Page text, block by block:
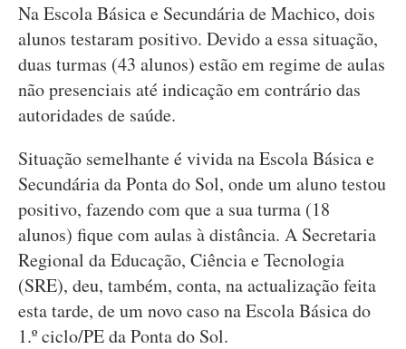
Na Escola Básica e Secundária de Machico, dois
alunos testaram positivo. Devido a essa situação,
duas turmas (43 alunos) estão em regime de aulas
não presenciais até indicação em contrário das
autoridades de saúde.
Situação semelhante é vivida na Escola Básica e
Secundária da Ponta do Sol, onde um aluno testou
positivo, fazendo com que a sua turma (18
alunos) fique com aulas à distância. A Secretaria
Regional da Educação, Ciência e Tecnologia
(SRE), deu, também, conta, na actualização feita
esta tarde, de um novo caso na Escola Básica do
1.º ciclo/PE da Ponta do Sol.